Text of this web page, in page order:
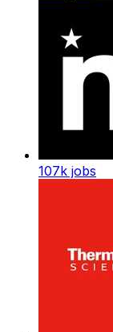
107k jobs